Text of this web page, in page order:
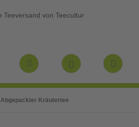
Abgepackter Kräutertee